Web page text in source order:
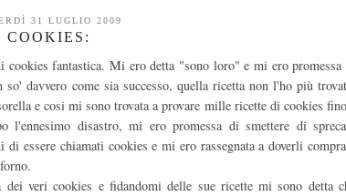
31 LUGLIO 2009
COOKIES:
cookies fantastica. Mi ero detta "sono loro" e mi ero
davvero come sia successo, quella ricetta non l'ho più
e cosi mi sono trovata a provare mille ricette di cookies
l'ennesimo disastro, mi ero promessa di smettere di
essere chiamati cookies e mi ero rassegnata a doverli
veri cookies e fidandomi delle sue ricette mi sono detta